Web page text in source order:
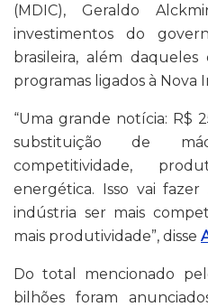
(MDIC), Geraldo
investimentos do
brasileira, além
programas ligados à Nova
“Uma grande notícia: R$
substituição de
competitividade,
energética. Isso vai
indústria ser mais
mais produtividade”, disse
Do total mencionado
bilhões foram